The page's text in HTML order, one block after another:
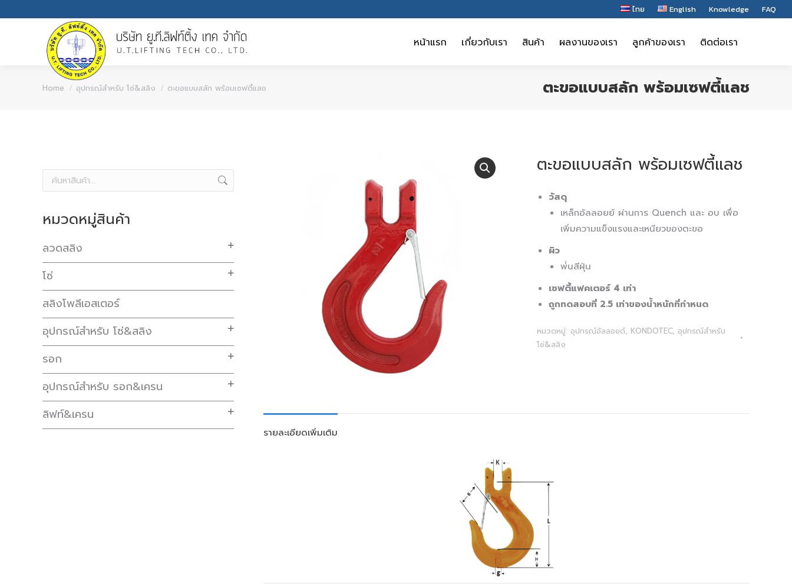
ไทย English Knowledge FAQ
หน้าแรก เกี่ยวกับเรา สินค้า ผลงานของเรา ลูกค้าของเรา ติดต่อเรา
You are here:
Home อุปกรณ์สำหรับ โซ่&สลิง ตะขอแบบสลัก พร้อมเซฟตี้แลช ตะขอแบบสลัก พร้อมเซฟตี้แลช
ตะขอแบบสลัก พร้อมเซฟตี้แลช
วัสดุ
เหล็กอัลลอยย์ ผ่านการ Quench และ อบ เพื่อ
เพิ่มความแข็งแรงและเหนียวของตะขอ
ผิว
พ่่นสีฝุ่น
เซฟตี้แฟคเตอร์ 4 เท่า
ถูกทดสอบที่ 2.5 เท่าของน้ำหนักที่กำหนด
หมวดหมู่: อุปกรณ์อัลลอยด์, KONDOTEC, อุปกรณ์สำหรับ
โซ่&สลิง
รายละเอียดเพิ่มเติม
หมวดหมู่สินค้า
ลวดสลิง
โซ่
สลิงโพลีเอสเตอร์
อุปกรณ์สำหรับ โซ่&สลิง
รอก
อุปกรณ์สำหรับ รอก&เครน
ลิฟท์&เครน